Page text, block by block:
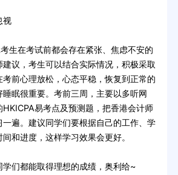
在考试前都会存在紧张、焦虑不安的
议，考生可以结合实际情况，积极采取
前心理放松，心态平稳，恢复到正常的
眠很重要。考前三周，主要以多听网
易考点及预测题，把香港会计师
遍。建议同学们要根据自己的工作、学
和进度，这样学习效果会更好。
们都能取得理想的成绩，奥利给~